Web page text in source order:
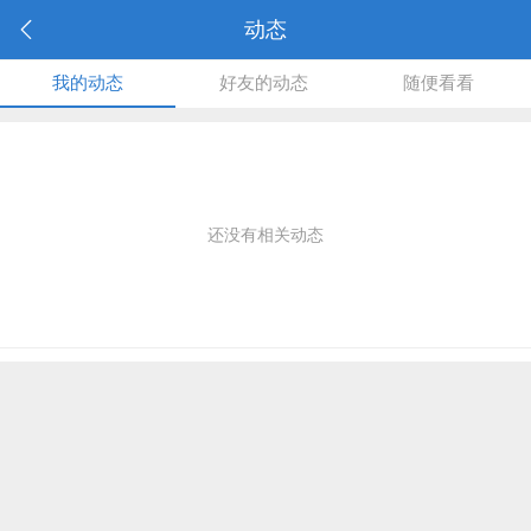
动态
我的动态 好友的动态 随便看看
还没有相关动态